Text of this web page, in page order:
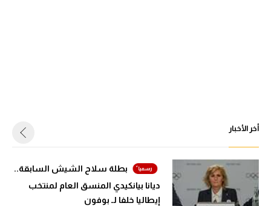
أخر الأخبار
بطلة سلاح الشيش السابقة..
ديانا بيانكيدي المنسق العام لمنتخب
إيطاليا خلفا لـ بوفون